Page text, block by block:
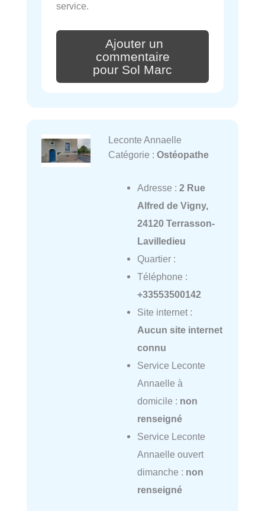
service.
Ajouter un
commentaire
pour Sol Marc
Leconte Annaelle
Catégorie : Ostéopathe
Adresse : 2 Rue
Alfred de Vigny,
24120 Terrasson-
Lavilledieu
Quartier :
Téléphone :
+33553500142
Site internet :
Aucun site internet
connu
Service Leconte
Annaelle à
domicile : non
renseigné
Service Leconte
Annaelle ouvert
dimanche : non
renseigné